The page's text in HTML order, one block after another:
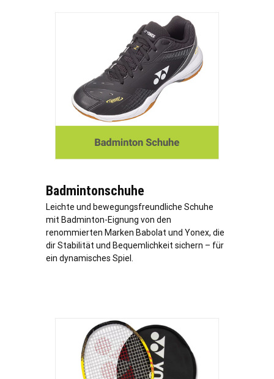
Badmintonschuhe
Leichte und bewegungsfreundliche Schuhe
mit Badminton-Eignung von den
renommierten Marken Babolat und Yonex, die
dir Stabilität und Bequemlichkeit sichern – für
ein dynamisches Spiel.